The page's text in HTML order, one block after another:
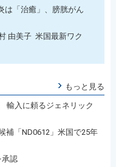
は「治癒」、膀胱がん
由美子 米国最新ワク
もっと見る
輸入に頼るジェネリック
「ND0612」米国で25年
認